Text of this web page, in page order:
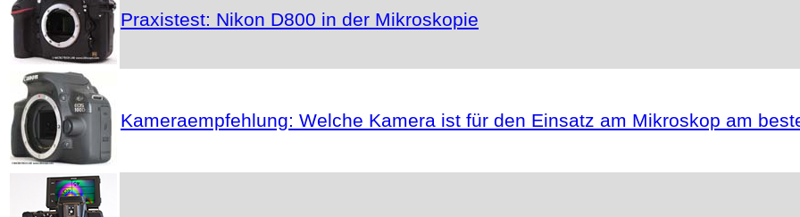
Praxistest: Nikon D800 in der Mikroskopie
Kameraempfehlung: Welche Kamera ist für den Einsatz am Mikroskop am